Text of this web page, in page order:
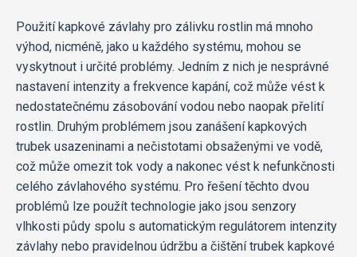
Použití kapkové závlahy pro zálivku rostlin má mnoho
výhod, nicméně, jako u každého systému, mohou se
vyskytnout i určité problémy. Jedním z nich je nesprávné
nastavení intenzity a frekvence kapání, což může vést k
nedostatečnému zásobování vodou nebo naopak přelití
rostlin. Druhým problémem jsou zanášení kapkových
trubek usazeninami a nečistotami obsaženými ve vodě,
což může omezit tok vody a nakonec vést k nefunkčnosti
celého závlahového systému. Pro řešení těchto dvou
problémů lze použít technologie jako jsou senzory
vlhkosti půdy spolu s automatickým regulátorem intenzity
závlahy nebo pravidelnou údržbu a čištění trubek kapkové